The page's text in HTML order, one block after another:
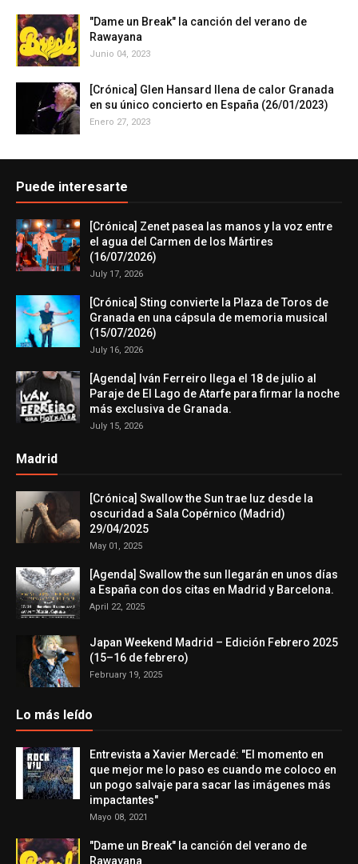
"Dame un Break" la canción del verano de
Rawayana
Junio 04, 2023
[Crónica] Glen Hansard llena de calor Granada
en su único concierto en España (26/01/2023)
Enero 27, 2023
Puede interesarte
[Crónica] Zenet pasea las manos y la voz entre
el agua del Carmen de los Mártires
(16/07/2026)
July 17, 2026
[Crónica] Sting convierte la Plaza de Toros de
Granada en una cápsula de memoria musical
(15/07/2026)
July 16, 2026
[Agenda] Iván Ferreiro llega el 18 de julio al
Paraje de El Lago de Atarfe para firmar la noche
más exclusiva de Granada.
July 15, 2026
Madrid
[Crónica] Swallow the Sun trae luz desde la
oscuridad a Sala Copérnico (Madrid)
29/04/2025
May 01, 2025
[Agenda] Swallow the sun llegarán en unos días
a España con dos citas en Madrid y Barcelona.
April 22, 2025
Japan Weekend Madrid – Edición Febrero 2025
(15–16 de febrero)
February 19, 2025
Lo más leído
Entrevista a Xavier Mercadé: "El momento en
que mejor me lo paso es cuando me coloco en
un pogo salvaje para sacar las imágenes más
impactantes"
Mayo 08, 2021
"Dame un Break" la canción del verano de
Rawayana